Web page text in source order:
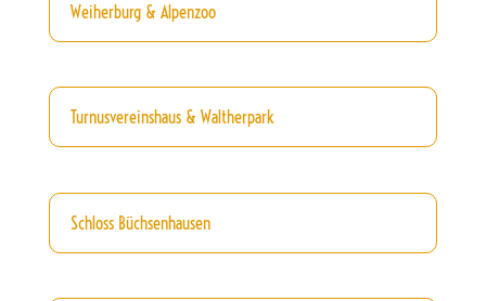
Weiherburg & Alpenzoo
Turnusvereinshaus & Waltherpark
Schloss Büchsenhausen